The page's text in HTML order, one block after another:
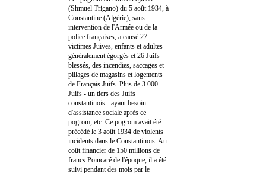
(Shmuel Trigano) du 5 août 1934, à
Constantine (Algérie), sans
intervention de l'Armée ou de la
police françaises, a causé 27
victimes Juives, enfants et adultes
généralement égorgés et 26 Juifs
blessés, des incendies, saccages et
pillages de magasins et logements
de Français Juifs. Plus de 3 000
Juifs - un tiers des Juifs
constantinois - ayant besoin
d'assistance sociale après ce
pogrom, etc. Ce pogrom avait été
précédé le 3 août 1934 de violents
incidents dans le Constantinois. Au
coût financier de 150 millions de
francs Poincaré de l'époque, il a été
suivi pendant des mois par le